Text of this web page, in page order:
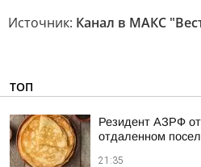
Источник: Канал в МАКС
ТОП
Резидент АЗРФ
отдаленном
21:35